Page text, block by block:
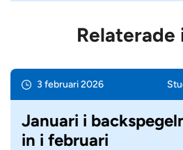
Relaterade
3 februari 2026
Januari i
in i februari